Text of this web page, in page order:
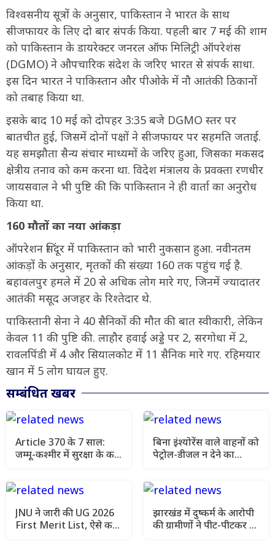
विश्वसनीय सूत्रों के अनुसार, पाकिस्तान ने भारत के साथ
सीजफायर के लिए दो बार संपर्क किया. पहली बार 7 मई की शाम
को पाकिस्तान के डायरेक्टर जनरल ऑफ मिलिट्री ऑपरेशंस
(DGMO) ने औपचारिक संदेश के जरिए भारत से संपर्क साधा.
इस दिन भारत ने पाकिस्तान और पीओके में नौ आतंकी ठिकानों
को तबाह किया था.
इसके बाद 10 मई को दोपहर 3:35 बजे DGMO स्तर पर
बातचीत हुई, जिसमें दोनों पक्षों ने सीजफायर पर सहमति जताई.
यह समझौता सैन्य संचार माध्यमों के जरिए हुआ, जिसका मकसद
क्षेत्रीय तनाव को कम करना था. विदेश मंत्रालय के प्रवक्ता रणधीर
जायसवाल ने भी पुष्टि की कि पाकिस्तान ने ही वार्ता का अनुरोध
किया था.
160 मौतों का नया आंकड़ा
ऑपरेशन सिंदूर में पाकिस्तान को भारी नुकसान हुआ. नवीनतम
आंकड़ों के अनुसार, मृतकों की संख्या 160 तक पहुंच गई है.
बहावलपुर हमले में 20 से अधिक लोग मारे गए, जिनमें ज्यादातर
आतंकी मसूद अजहर के रिश्तेदार थे.
पाकिस्तानी सेना ने 40 सैनिकों की मौत की बात स्वीकारी, लेकिन
केवल 11 की पुष्टि की. लाहौर हवाई अड्डे पर 2, सरगोधा में 2,
रावलपिंडी में 4 और सियालकोट में 11 सैनिक मारे गए. रहिमयार
खान में 5 लोग घायल हुए.
सम्बंधित खबर
Article 370 के 7 साल:
जम्मू-कश्मीर में सुरक्षा के कड़े
बिना इंश्योरेंस वाले वाहनों को
पेट्रोल-डीजल न देने का
JNU ने जारी की UG 2026
First Merit List, ऐसे करें
झारखंड में दुष्कर्म के आरोपी
की ग्रामीणों ने पीट-पीटकर की